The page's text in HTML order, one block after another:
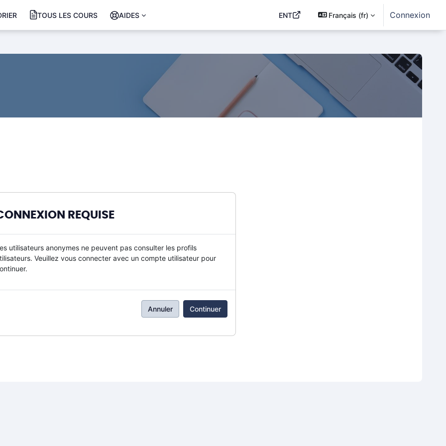
TOUS LES COURS AIDES ENT Français ‎(fr)‎ Connexion
REQUISE
utilisateurs anonymes ne peuvent pas consulter les profils
Veuillez vous connecter avec un compte utilisateur pour
Annuler Continuer